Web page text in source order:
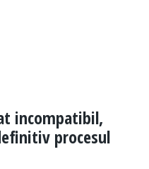
incompatibil,
procesul